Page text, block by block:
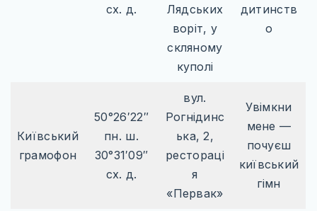
сх. д.
Лядських
воріт, у
скляному
куполі
дитинств
о
Київський
грамофон
50°26′22″
пн. ш.
30°31′09″
сх. д.
вул.
Рогнідинс
ька, 2,
рестораці
я
«Первак»
Увімкни
мене —
почуєш
київський
гімн